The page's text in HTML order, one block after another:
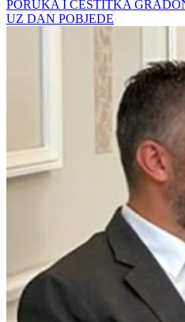
PORUKA I ČESTITKA
UZ DAN POBJEDE